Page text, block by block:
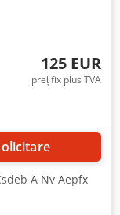
125 EUR
preț fix plus TVA
A Nv Aepfx